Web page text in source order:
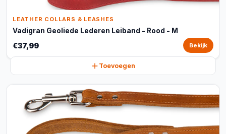
LEATHER COLLARS & LEASHES
Vadigran Geoliede Lederen Leiband - Rood - M
€37,99 Bekijk
Toevoegen